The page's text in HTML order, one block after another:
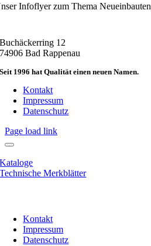
Infoflyer zum Thema Neueinbauten
Buchäckerring 12
74906 Bad Rappenau
Seit 1996 hat Qualität einen neuen Namen.
Kontakt
Impressum
Datenschutz
Page load link
Kataloge
Technische Merkblätter
Kontakt
Impressum
Datenschutz